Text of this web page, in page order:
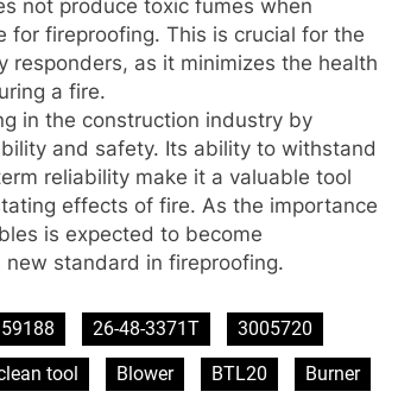
not produce toxic fumes when
for fireproofing. This is crucial for the
as it minimizes the health
a fire.
in the construction industry by
and safety. Its ability to withstand
reliability make it a valuable tool
effects of fire. As the importance
is expected to become
standard in fireproofing.
26-48-3371T
3005720
tool Blower BTL20
Burner